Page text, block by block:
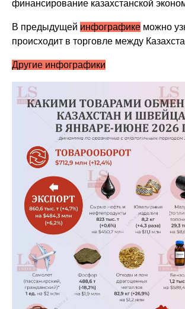
финансирование казахстанской
В предыдущей инфографике можно
происходит в торговле между
Другие инфографики